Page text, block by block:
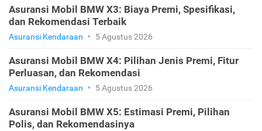
Asuransi Mobil BMW X3: Biaya Premi, Spesifikasi,
dan Rekomendasi Terbaik
Asuransi Kendaraan • 5 Agustus 2026
Asuransi Mobil BMW X4: Pilihan Jenis Premi, Fitur
Perluasan, dan Rekomendasi
Asuransi Kendaraan • 5 Agustus 2026
Asuransi Mobil BMW X5: Estimasi Premi, Pilihan
Polis, dan Rekomendasinya